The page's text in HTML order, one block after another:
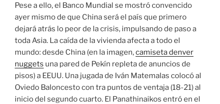
Pese a ello, el Banco Mundial se mostró convencido
ayer mismo de que China será el país que primero
dejará atrás lo peor de la crisis, impulsando de paso a
toda Asia. La caída de la vivienda afecta a todo el
mundo: desde China (en la imagen,camiseta denver
nuggets una pared de Pekín repleta de anuncios de
pisos) a EEUU. Una jugada de Iván Matemalas colocó al
Oviedo Baloncesto con tra puntos de ventaja (18-21) al
inicio del segundo cuarto. El Panathinaikos entró en el